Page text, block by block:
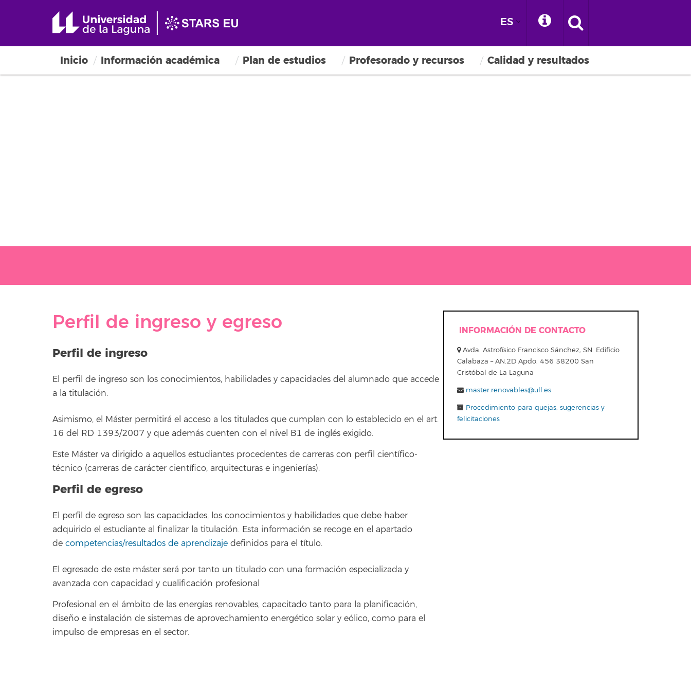
ES
Inicio Información académica Plan de estudios Profesorado y recursos Calidad y resultados
Perfil de ingreso y egreso
Perfil de ingreso
El perfil de ingreso son los conocimientos, habilidades y capacidades del alumnado que accede
a la titulación.
Asimismo, el Máster permitirá el acceso a los titulados que cumplan con lo establecido en el art.
16 del RD 1393/2007 y que además cuenten con el nivel B1 de inglés exigido.
Este Máster va dirigido a aquellos estudiantes procedentes de carreras con perfil científico-
técnico (carreras de carácter científico, arquitecturas e ingenierías).
Perfil de egreso
El perfil de egreso son las capacidades, los conocimientos y habilidades que debe haber
adquirido el estudiante al finalizar la titulación. Esta información se recoge en el apartado
de competencias/resultados de aprendizaje definidos para el título.
El egresado de este máster será por tanto un titulado con una formación especializada y
avanzada con capacidad y cualificación profesional
Profesional en el ámbito de las energías renovables, capacitado tanto para la planificación,
diseño e instalación de sistemas de aprovechamiento energético solar y eólico, como para el
impulso de empresas en el sector.
INFORMACIÓN DE CONTACTO
Avda. Astrofísico Francisco Sánchez, SN. Edificio
Calabaza – AN.2D Apdo. 456 38200 San
Cristóbal de La Laguna
master.renovables@ull.es
Procedimiento para quejas, sugerencias y
felicitaciones